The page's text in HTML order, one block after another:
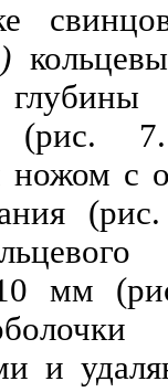
(рис.
ножом с
мм
и